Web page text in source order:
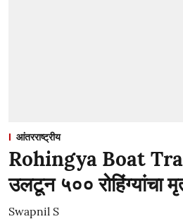
आंतरराष्ट्रीय
Rohingya Boat
उलटून ५०० रोहिंग्यांचा
Swapnil S